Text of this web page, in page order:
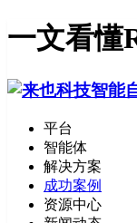
一文看懂
平台
智能体
解决方案
成功案例
资源中心